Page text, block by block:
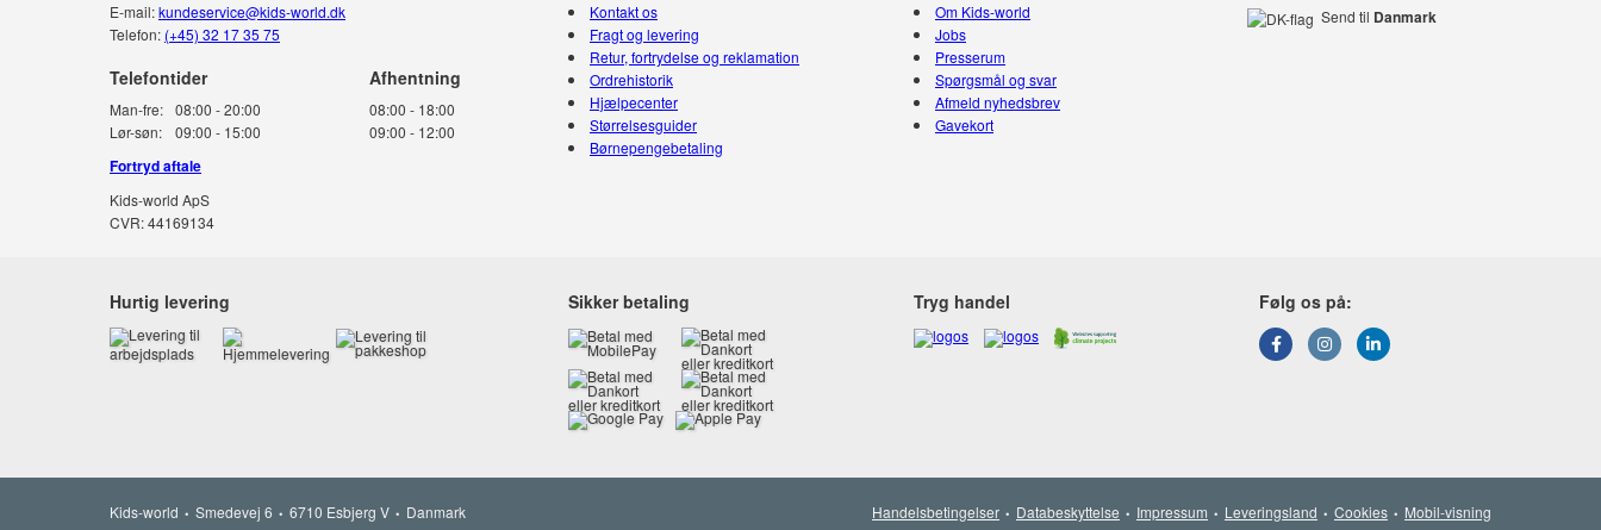
E-mail:kundeservice@kids-world.dk
Telefon: (+45) 32 17 35 75
Telefontider
Man-fre: 08:00 - 20:00
Lør-søn:
09:00 - 15:00
08:00 - 18:00
09:00 - 12:00
Fortryd aftale
Kids-world ApS
CVR: 44169134
Kontakt os
Fragt og levering
Retur, fortrydelse og reklamation
Ordrehistorik
Hjælpecenter
Størrelsesguider
Børnepengebetaling
Om Kids-world
Jobs
Presserum
Spørgsmål og svar
Afmeld nyhedsbrev
Gavekort
Send til Danmark
Sikker betaling
Hurtig levering Tryg handel Følg os på:
Handelsbetingelser Databeskyttelse Impressum Leveringsland Cookies Mobil-visning
Kids-world Smedevej 6 6710 Esbjerg V Danmark